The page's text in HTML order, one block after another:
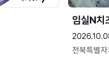
임실N치
전북특별